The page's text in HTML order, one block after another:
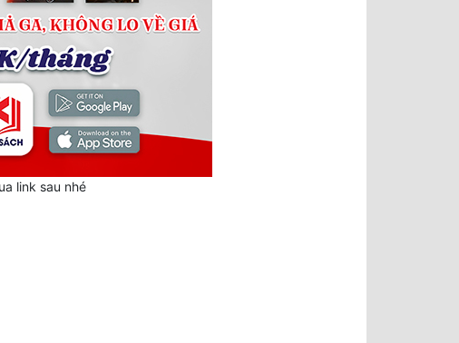
link sau nhé